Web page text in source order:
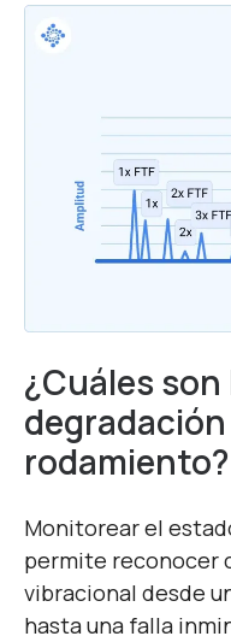
¿Cuáles son
rodamiento?
Monitorear el
permite reconocer
vibracional desde
hasta una falla